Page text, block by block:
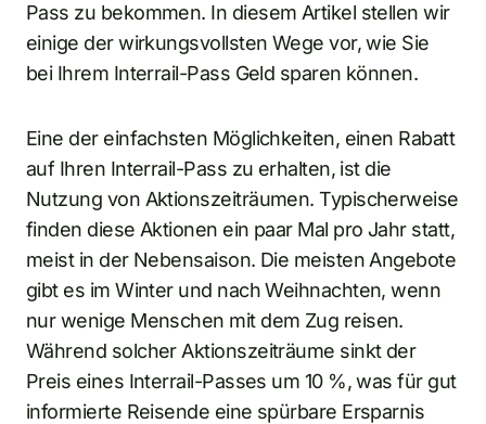
Pass zu bekommen. In diesem Artikel stellen wir
einige der wirkungsvollsten Wege vor, wie Sie
bei Ihrem Interrail-Pass Geld sparen können.
Eine der einfachsten Möglichkeiten, einen Rabatt
auf Ihren Interrail-Pass zu erhalten, ist die
Nutzung von Aktionszeiträumen. Typischerweise
finden diese Aktionen ein paar Mal pro Jahr statt,
meist in der Nebensaison. Die meisten Angebote
gibt es im Winter und nach Weihnachten, wenn
nur wenige Menschen mit dem Zug reisen.
Während solcher Aktionszeiträume sinkt der
Preis eines Interrail-Passes um 10 %, was für gut
informierte Reisende eine spürbare Ersparnis